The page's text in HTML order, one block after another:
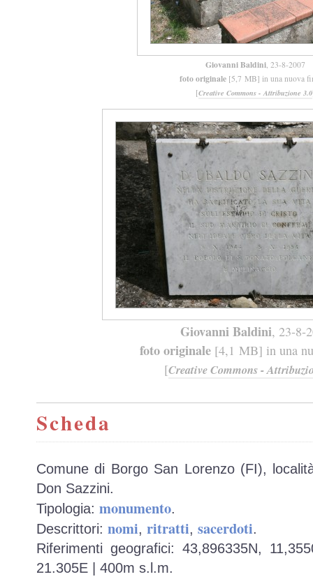
Giovanni Baldini, 23-8-2007
foto originale [5,7 MB] in una nuova
[Creative Commons - Attribuzione 3.0
Giovanni Baldini, 23-8-
foto originale[4,1 MB] in una
[Creative Commons -
Scheda
Comune di Borgo San Lorenzo (FI),
Don Sazzini.
Tipologia: monumento.
Descrittori: nomi, ritratti, sacerdoti.
Riferimenti geografici: 43,896335N,
21.305E | 400m s.l.m.